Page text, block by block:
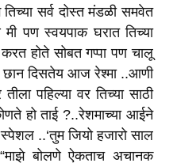
सर्व दोस्त मंडळी समवेत
मी पण स्वयपाक घरात तिच्या
होते सोबत गप्पा पण चालू
छान दिसतेय आज रेश्मा ..आणी
पहिल्या वर तिच्या साठी
हो ताई ?..रेशमाच्या आईने
..‘तुम जियो हजारो साल
बोलणे ऐकताच अचानक